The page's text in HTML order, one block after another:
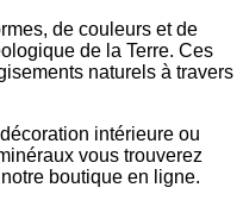
de couleurs et de
de la Terre. Ces
naturels à travers
intérieure ou
vous trouverez
boutique en ligne.